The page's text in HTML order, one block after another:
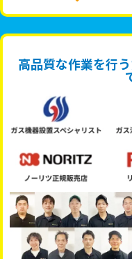
高品質な作業を行